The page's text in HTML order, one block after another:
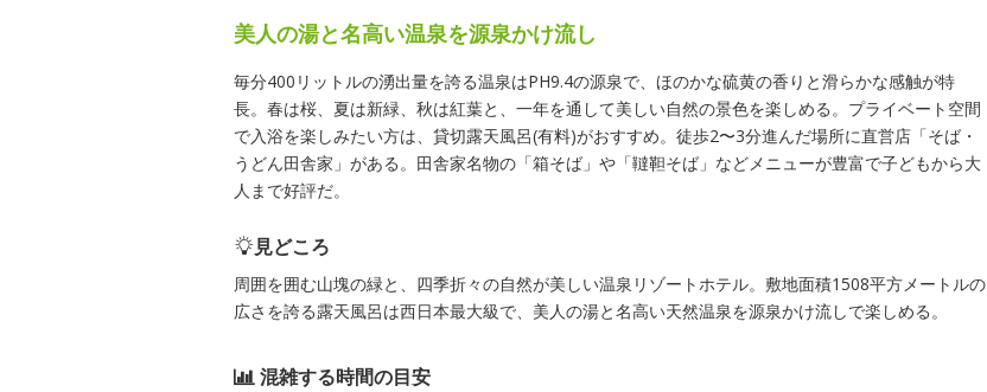
美人の湯と名高い温泉を源泉かけ流し
毎分400リットルの湧出量を誇る温泉はPH9.4の源泉で、ほのかな硫黄の香りと滑らかな感触が特
長。春は桜、夏は新緑、秋は紅葉と、一年を通して美しい自然の景色を楽しめる。プライベート空間
で入浴を楽しみたい方は、貸切露天風呂(有料)がおすすめ。徒歩2〜3分進んだ場所に直営店「そば・
うどん田舎家」がある。田舎家名物の「箱そば」や「韃靼そば」などメニューが豊富で子どもから大
人まで好評だ。
見どころ
周囲を囲む山塊の緑と、四季折々の自然が美しい温泉リゾートホテル。敷地面積1508平方メートルの
広さを誇る露天風呂は西日本最大級で、美人の湯と名高い天然温泉を源泉かけ流しで楽しめる。
混雑する時間の目安